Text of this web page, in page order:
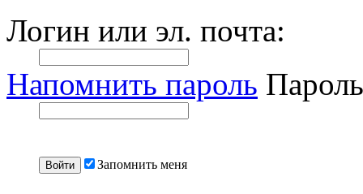
Логин или эл. почта:
Напомнить пароль
Запомнить меня